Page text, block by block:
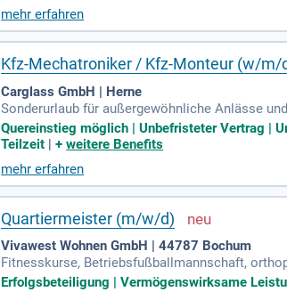
mehr erfahren
Kfz-Mechatroniker / Kfz-Monteur (w/m/
Carglass GmbH | Herne
Sonderurlaub für außergewöhnliche Anlässe
ätszuschuss; Tablet mit privater
ung
Quereinstieg möglich | Unbefristeter Vertrag |
Teilzeit |+weitere Benefits
mehr erfahren
Quartiermeister (m/w/d)
Vivawest Wohnen GmbH | 44787 Bochum
Fitnesskurse, Betriebsfußballmannschaft,
gsmanagement, Gruppenunfallversicherung
Erfolgsbeteiligung | Vermögenswirksame